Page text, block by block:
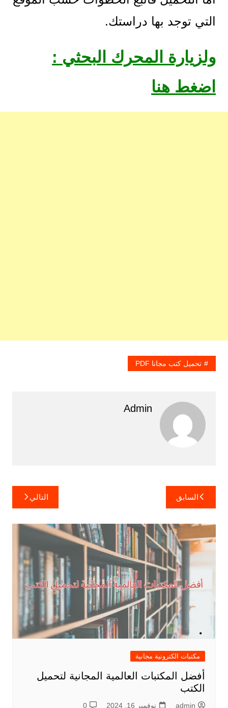
التي توجد بها دراستك.
ولزيارة المحرك البحثي :
اضغط هنا
تحميل كتب مجانا PDF
Admin
تصفّح
المقالات
السابق التالي
مكتبات الكترونية مجانية
أفضل المكتبات العالمية المجانية لتحميل
الكتب
admin نوفمبر 16, 2024 0